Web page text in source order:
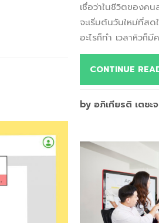
เชื่อว่าในชีวิตของค
จะเริ่มต้นวันใหม่ที่ส
อะไรก็ทำ เวลาหิวก็มี
CONTINUE
by อภิเกียรติ เตชะ